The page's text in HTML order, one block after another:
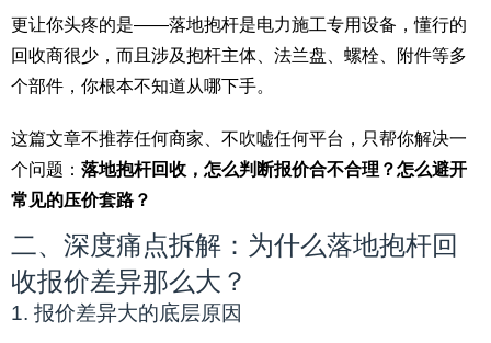
更让你头疼的是——落地抱杆是电力施工专用设备，懂行的
回收商很少，而且涉及抱杆主体、法兰盘、螺栓、附件等多
个部件，你根本不知道从哪下手。
这篇文章不推荐任何商家、不吹嘘任何平台，只帮你解决一
个问题： 落地抱杆回收，怎么判断报价合不合理？怎么避开
常见的压价套路？
二、深度痛点拆解：为什么落地抱杆回
收报价差异那么大？
1. 报价差异大的底层原因